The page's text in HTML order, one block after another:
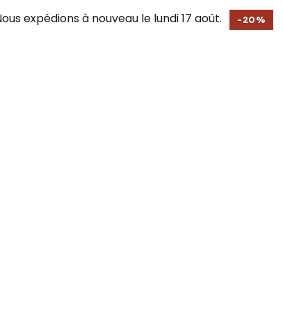
expédions à nouveau le lundi 17 août.
- 20 %